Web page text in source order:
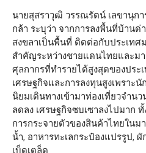
นายสุสราวุฒิ วรรณรัตน์ เลขานุก
กล้า ระบุว่า จากการลงพื้นที่บ้านด่
สงขลาเป็นพื้นที่ ติดต่อกับประเทศ
สำคัญระหว่างชายแดนไทยและม
ศุลกากรที่ทำรายได้สูงสุดของประ
เศรษฐกิจและการลงทุนสูงเพราะ
นิยมเดินทางเข้ามาท่องเที่ยวจำน
ลดลง เศรษฐกิจซบเซาลงไปมาก
การกระจายตัวของสินค้าไทยในม
น้ำ, อาหารทะเลกระป๋องแปรรูป,
เบ็ดเตล็ด